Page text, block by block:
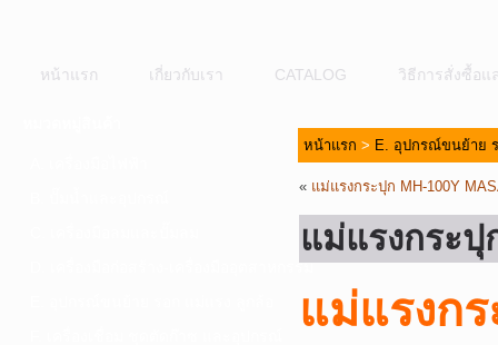
หน้าแรก เกี่ยวกับเรา CATALOG วิธีการสั่งซื้อแ
D. เครื่องมือก่อสร้าง-เครื่องมืออุตสาหกรรม
หน้าแรก > E. อุปกรณ์ขนย้าย
« แม่แรงกระปุก MH-100Y
แม่แรงกระปุ
แม่แรงก